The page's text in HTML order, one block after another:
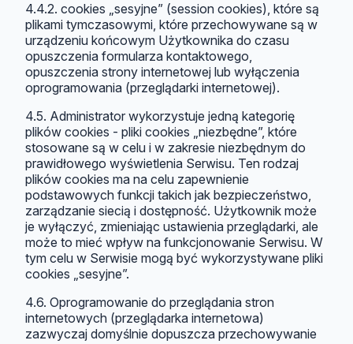
4.4.2. cookies „sesyjne” (session cookies), które są
plikami tymczasowymi, które przechowywane są w
urządzeniu końcowym Użytkownika do czasu
opuszczenia formularza kontaktowego,
opuszczenia strony internetowej lub wyłączenia
oprogramowania (przeglądarki internetowej).
4.5. Administrator wykorzystuje jedną kategorię
plików cookies - pliki cookies „niezbędne”, które
stosowane są w celu i w zakresie niezbędnym do
prawidłowego wyświetlenia Serwisu. Ten rodzaj
plików cookies ma na celu zapewnienie
podstawowych funkcji takich jak bezpieczeństwo,
zarządzanie siecią i dostępność. Użytkownik może
je wyłączyć, zmieniając ustawienia przeglądarki, ale
może to mieć wpływ na funkcjonowanie Serwisu. W
tym celu w Serwisie mogą być wykorzystywane pliki
cookies „sesyjne”.
4.6. Oprogramowanie do przeglądania stron
internetowych (przeglądarka internetowa)
zazwyczaj domyślnie dopuszcza przechowywanie